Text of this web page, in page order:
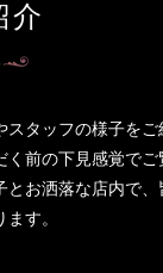
介
スタッフの様子をご
く前の下見感覚でご
とお洒落な店内で
す。